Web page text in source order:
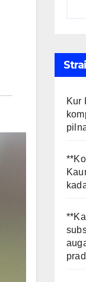
Kur